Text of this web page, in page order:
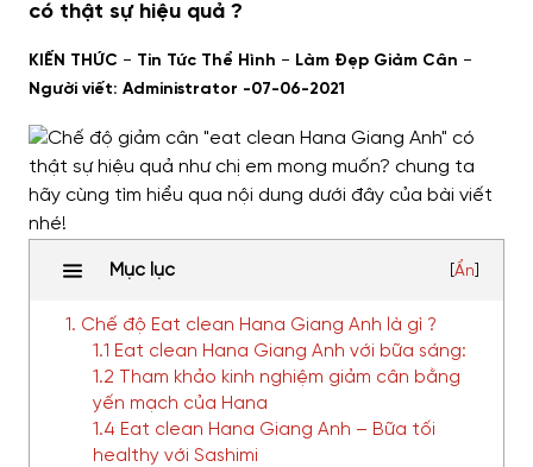
có thật sự hiệu quả ?
KIẾN THỨC - Tin Tức Thể Hình - Làm Đẹp Giảm Cân -
Người viết: Administrator -07-06-2021
Mục lục Ẩn
1. Chế độ Eat clean Hana Giang Anh là gì ?
1.1 Eat clean Hana Giang Anh với bữa sáng:
1.2 Tham khảo kinh nghiệm giảm cân bằng
yến mạch của Hana
1.4 Eat clean Hana Giang Anh – Bữa tối
healthy với Sashimi